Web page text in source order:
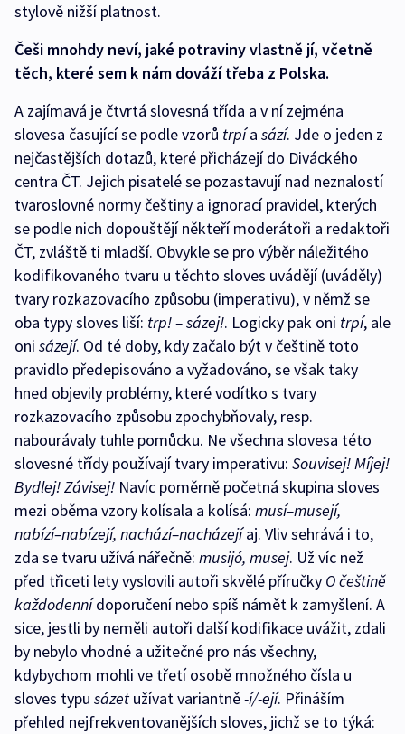
stylově nižší platnost.
Češi mnohdy neví, jaké potraviny vlastně jí, včetně
těch, které sem k nám dováží třeba z Polska.
A zajímavá je čtvrtá slovesná třída a v ní zejména
slovesa časující se podle vzorů trpía sází. Jde o jeden z
nejčastějších dotazů, které přicházejí do Diváckého
centra ČT. Jejich pisatelé se pozastavují nad neznalostí
tvaroslovné normy češtiny a ignorací pravidel, kterých
se podle nich dopouštějí někteří moderátoři a redaktoři
ČT, zvláště ti mladší. Obvykle se pro výběr náležitého
kodifikovaného tvaru u těchto sloves uvádějí (uváděly)
tvary rozkazovacího způsobu (imperativu), v němž se
oba typy sloves liší: trp! – sázej!. Logicky pak oni trpí, ale
oni sázejí. Od té doby, kdy začalo být v češtině toto
pravidlo předepisováno a vyžadováno, se však taky
hned objevily problémy, které vodítko s tvary
rozkazovacího způsobu zpochybňovaly, resp.
nabourávaly tuhle pomůcku. Ne všechna slovesa této
slovesné třídy používají tvary imperativu: Souvisej! Míjej!
Bydlej! Závisej! Navíc poměrně početná skupina sloves
mezi oběma vzory kolísala a kolísá: musí–musejí,
nabízí–nabízejí, nachází–nacházejíaj. Vliv sehrává i to,
zda se tvaru užívá nářečně: musijó, musej. Už víc než
před třiceti lety vyslovili autoři skvělé příručky O češtině
každodennídoporučení nebo spíš námět k zamyšlení. A
sice, jestli by neměli autoři další kodifikace uvážit, zdali
by nebylo vhodné a užitečné pro nás všechny,
kdybychom mohli ve třetí osobě množného čísla u
sloves typu sázet užívat variantně-í/-ejí. Přináším
přehled nejfrekventovanějších sloves, jichž se to týká: